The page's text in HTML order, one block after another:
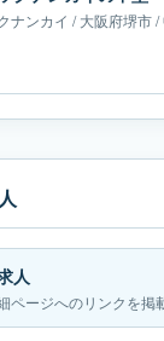
ナンカイ /大阪府堺市/
人
ページへのリンクを掲